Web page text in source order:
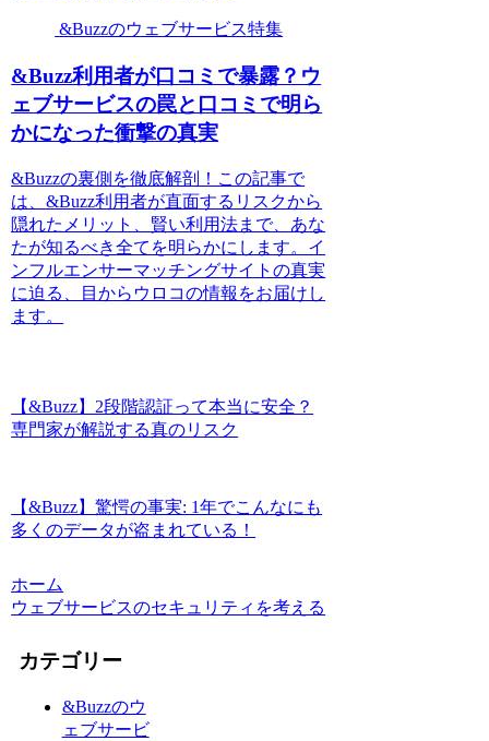
&Buzzのウェブサービス特集
&Buzz利用者が口コミで暴露？ウ
ェブサービスの罠と口コミで明ら
かになった衝撃の真実
&Buzzの裏側を徹底解剖！この記事で
は、&Buzz利用者が直面するリスクから
隠れたメリット、賢い利用法まで、あな
たが知るべき全てを明らかにします。イ
ンフルエンサーマッチングサイトの真実
に迫る、目からウロコの情報をお届けし
ます。
【&Buzz】2段階認証って本当に安全？
専門家が解説する真のリスク
【&Buzz】驚愕の事実: 1年でこんなにも
多くのデータが盗まれている！
ホーム
ウェブサービスのセキュリティを考える
カテゴリー
&Buzzのウ
ェブサービ